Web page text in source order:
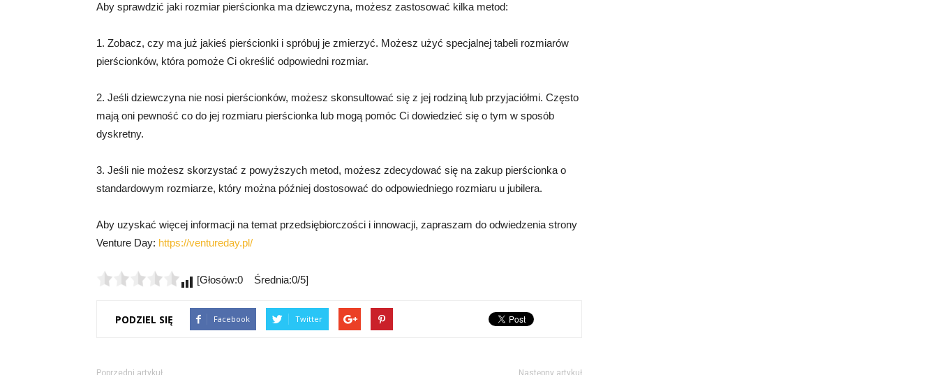
Aby sprawdzić jaki rozmiar pierścionka ma dziewczyna, możesz zastosować kilka metod:
1. Zobacz, czy ma już jakieś pierścionki i spróbuj je zmierzyć. Możesz użyć specjalnej tabeli rozmiarów
pierścionków, która pomoże Ci określić odpowiedni rozmiar.
2. Jeśli dziewczyna nie nosi pierścionków, możesz skonsultować się z jej rodziną lub przyjaciółmi. Często
mają oni pewność co do jej rozmiaru pierścionka lub mogą pomóc Ci dowiedzieć się o tym w sposób
dyskretny.
3. Jeśli nie możesz skorzystać z powyższych metod, możesz zdecydować się na zakup pierścionka o
standardowym rozmiarze, który można później dostosować do odpowiedniego rozmiaru u jubilera.
Aby uzyskać więcej informacji na temat przedsiębiorczości i innowacji, zapraszam do odwiedzenia strony
Venture Day: https://ventureday.pl/
[Głosów:0 Średnia:0/5]
PODZIEL SIĘ Facebook Twitter